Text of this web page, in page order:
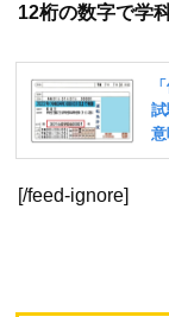
12桁の数字で学
[/feed-ignore]